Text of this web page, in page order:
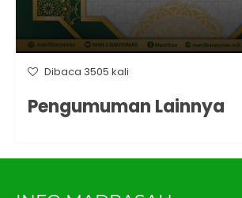
Dibaca 3505 kali
Pengumuman Lainnya